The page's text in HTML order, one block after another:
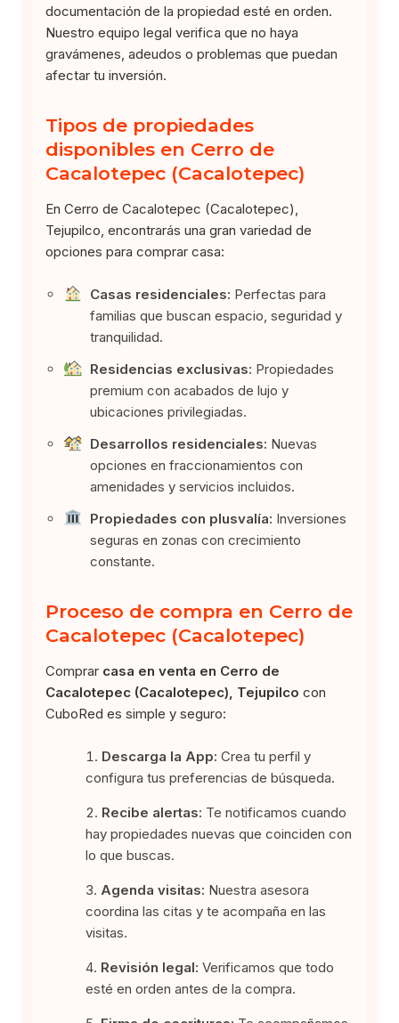
documentación de la propiedad esté en orden.
Nuestro equipo legal verifica que no haya
gravámenes, adeudos o problemas que puedan
afectar tu inversión.
Tipos de propiedades
disponibles en Cerro de
Cacalotepec (Cacalotepec)
En Cerro de Cacalotepec (Cacalotepec),
Tejupilco, encontrarás una gran variedad de
opciones para comprar casa:
Casas residenciales: Perfectas para
familias que buscan espacio, seguridad y
tranquilidad.
Residencias exclusivas: Propiedades
premium con acabados de lujo y
ubicaciones privilegiadas.
Desarrollos residenciales: Nuevas
opciones en fraccionamientos con
amenidades y servicios incluidos.
Propiedades con plusvalía: Inversiones
seguras en zonas con crecimiento
constante.
Proceso de compra en Cerro de
Cacalotepec (Cacalotepec)
Comprar casa en venta en Cerro de
Cacalotepec (Cacalotepec), Tejupilco con
CuboRed es simple y seguro:
Descarga la App: Crea tu perfil y
configura tus preferencias de búsqueda.
Recibe alertas: Te notificamos cuando
hay propiedades nuevas que coinciden con
lo que buscas.
Agenda visitas: Nuestra asesora
coordina las citas y te acompaña en las
visitas.
Revisión legal: Verificamos que todo
esté en orden antes de la compra.